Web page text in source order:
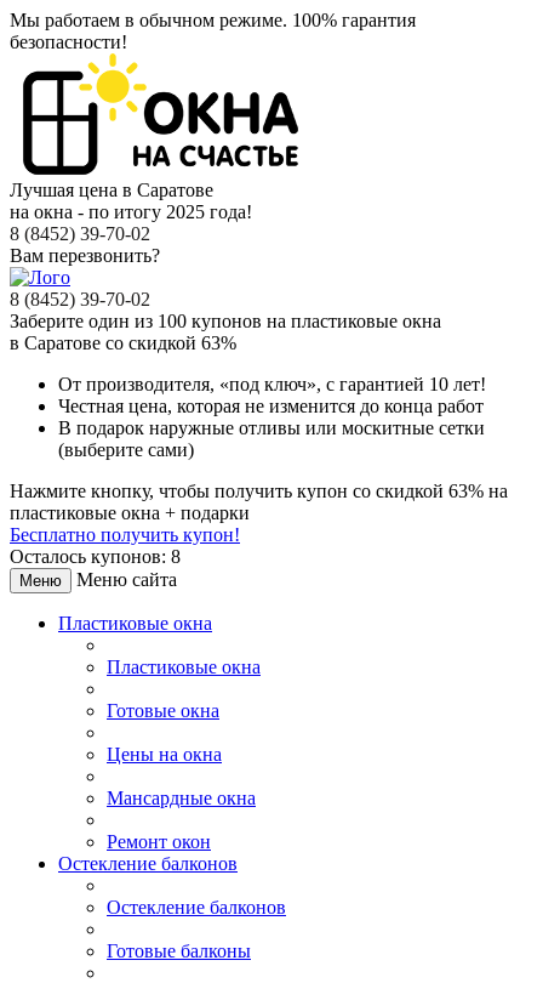
Мы работаем в обычном режиме. 100% гарантия
безопасности!
Лучшая цена в Саратове
на окна - по итогу 2025 года!
8 (8452) 39-70-02
Вам перезвонить?
8 (8452) 39-70-02
Заберите один из 100 купонов на пластиковые окна
в Саратове со скидкой 63%
От производителя, «под ключ», с гарантией 10 лет!
Честная цена, которая не изменится до конца работ
В подарок наружные отливы или москитные сетки
(выберите сами)
Нажмите кнопку, чтобы получить купон со скидкой 63% на
пластиковые окна + подарки
Бесплатно получить купон!
Осталось купонов: 8
Меню Меню сайта
Пластиковые окна
Пластиковые окна
Готовые окна
Цены на окна
Мансардные окна
Ремонт окон
Остекление балконов
Остекление балконов
Готовые балконы